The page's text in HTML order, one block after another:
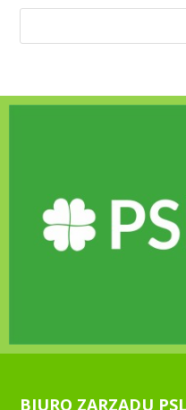
BIURO ZARZĄDU